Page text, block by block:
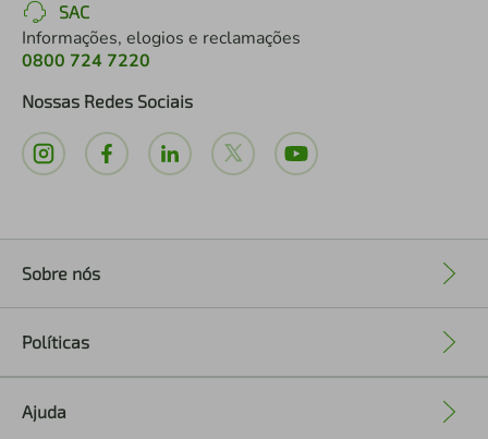
SAC
Informações, elogios e reclamações
0800 724 7220
Nossas Redes Sociais
Sobre nós
Políticas
Ajuda